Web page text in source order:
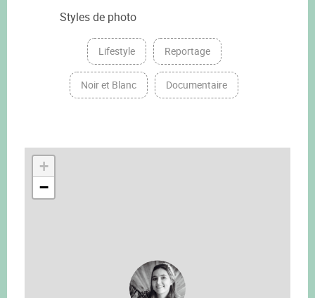
Styles de photo
Lifestyle Reportage
Noir et Blanc Documentaire
+
−